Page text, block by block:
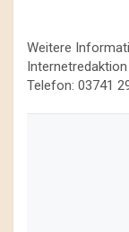
Weitere
Internetredaktion
Telefon: 03741